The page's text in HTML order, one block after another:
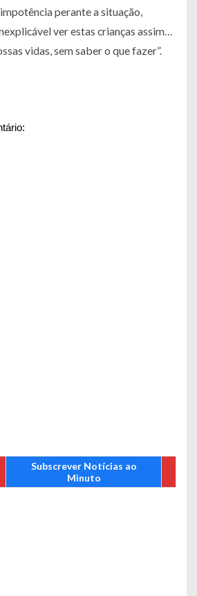
perante a situação,
ver estas crianças assim…
vidas, sem saber o que fazer”.
Subscrever Notícias ao
Minuto